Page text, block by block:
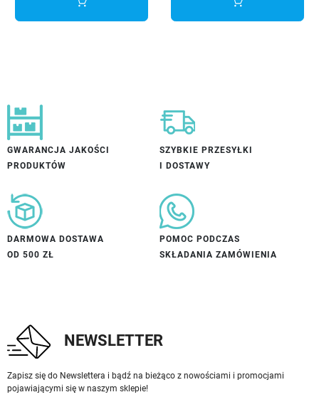
GWARANCJA JAKOŚCI
PRODUKTÓW
SZYBKIE PRZESYŁKI
I DOSTAWY
DARMOWA DOSTAWA
OD 500 ZŁ
POMOC PODCZAS
SKŁADANIA ZAMÓWIENIA
NEWSLETTER
Zapisz się do Newslettera i bądź na bieżąco z nowościami i promocjami
pojawiającymi się w naszym sklepie!